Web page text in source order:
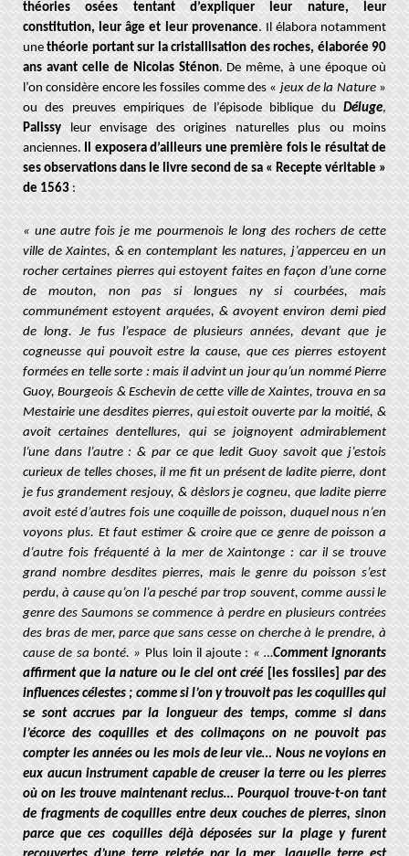
théories osées tentant d’expliquer leur nature, leur
constitution, leur âge et leur provenance. Il élabora notamment
unethéorie portant sur la cristallisation des roches, élaborée 90
ans avant celle de Nicolas Sténon. De même, à une époque où
l’on considère encore les fossiles comme des «jeux de la Nature»
ou des preuves empiriques de l’épisode biblique duDéluge,
Palissyleur envisage des origines naturelles plus ou moins
anciennes.Il exposera d’ailleurs une première fois le résultat de
ses observations dans le livre second de sa « Recepte véritable »
de 1563:
« une autre fois je me pourmenois le long des rochers de cette
ville de Xaintes, & en contemplant les natures, j’apperceu en un
rocher certaines pierres qui estoyent faites en façon d’une corne
de mouton, non pas si longues ny si courbées, mais
communément estoyent arquées, & avoyent environ demi pied
de long. Je fus l’espace de plusieurs années, devant que je
cogneusse qui pouvoit estre la cause, que ces pierres estoyent
formées en telle sorte : mais il advint un jour qu’un nommé Pierre
Guoy, Bourgeois & Eschevin de cette ville de Xaintes, trouva en sa
Mestairie une desdites pierres, qui estoit ouverte par la moitié, &
avoit certaines dentellures, qui se joignoyent admirablement
l’une dans l’autre : & par ce que ledit Guoy savoit que j’estois
curieux de telles choses, il me fit un présent de ladite pierre, dont
je fus grandement resjouy, & dèslors je cogneu, que ladite pierre
avoit esté d’autres fois une coquille de poisson, duquel nous n’en
voyons plus. Et faut estimer & croire que ce genre de poisson a
d’autre fois fréquenté à la mer de Xaintonge : car il se trouve
grand nombre desdites pierres, mais le genre du poisson s’est
perdu, à cause qu’on l’a pesché par trop souvent, comme aussi le
genre des Saumons se commence à perdre en plusieurs contrées
des bras de mer, parce que sans cesse on cherche à le prendre, à
cause de sa bonté. » Plus loin il ajoute :« …Comment ignorants
affirment que la nature ou le ciel ont créé [les fossiles]par des
influences célestes ; comme si l’on y trouvoit pas les coquilles qui
se sont accrues par la longueur des temps, comme si dans
l’écorce des coquilles et des colimaçons on ne pouvoit pas
compter les années ou les mois de leur vie… Nous ne voyions en
eux aucun instrument capable de creuser la terre ou les pierres
où on les trouve maintenant reclus… Pourquoi trouve-t-on tant
de fragments de coquilles entre deux couches de pierres, sinon
parce que ces coquilles déjà déposées sur la plage y furent